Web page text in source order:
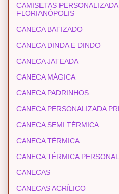
CAMISETAS
FLORIANÓPOLIS
CANECA BATIZADO
CANECA DINDA E DINDO
CANECA JATEADA
CANECA MÁGICA
CANECA PADRINHOS
CANECA PERSONALIZADA
CANECA SEMI TÉRMICA
CANECA TÉRMICA
CANECA TÉRMICA
CANECAS
CANECAS ACRÍLICO